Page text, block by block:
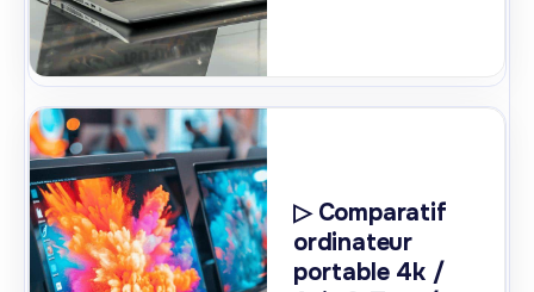
▷ Comparatif
ordinateur
portable 4k /